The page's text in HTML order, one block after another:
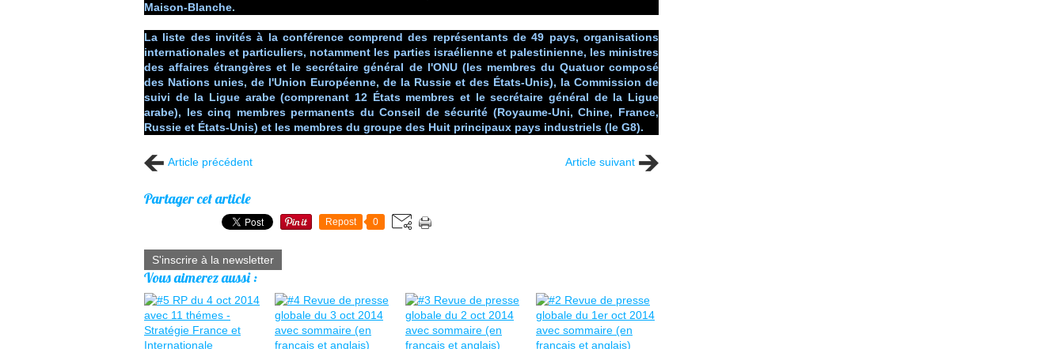
Maison-Blanche.
La liste des invités à la conférence comprend des représentants de 49 pays, organisations
internationales et particuliers, notamment les parties israélienne et palestinienne, les ministres
des affaires étrangères et le secrétaire général de l'ONU (les membres du Quatuor composé
des Nations unies, de l'Union Européenne, de la Russie et des États-Unis), la Commission de
suivi de la Ligue arabe (comprenant 12 États membres et le secrétaire général de la Ligue
arabe), les cinq membres permanents du Conseil de sécurité (Royaume-Uni, Chine, France,
Russie et États-Unis) et les membres du groupe des Huit principaux pays industriels (le G8).
Article précédent Article suivant
Partager cet article
Repost 0
S'inscrire à la newsletter
Vous aimerez aussi :